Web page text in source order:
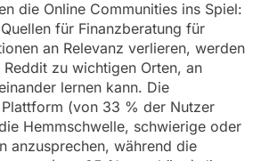
die Online Communities ins Spiel:
für Finanzberatung für
an Relevanz verlieren, werden
zu wichtigen Orten, an
lernen kann. Die
(von 33 % der Nutzer
Hemmschwelle, schwierige oder
anzusprechen, während die